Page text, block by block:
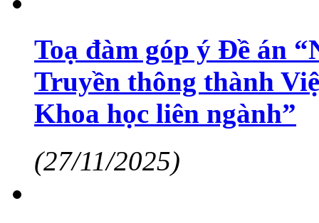
Toạ đàm góp ý Đề án
Truyền thông thành
Khoa học liên ngành”
(27/11/2025)